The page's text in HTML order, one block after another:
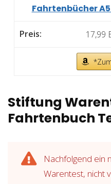
Fahrtenbücher
17,99
Stiftung
Fahrtenbuch
Nachfolgend ein
Warentest, nicht